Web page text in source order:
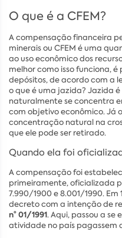
O que é a CFEM?
A compensação financeira
minerais ou CFEM é uma
ao uso econômico dos
melhor como isso funciona,
depósitos, de acordo com a
o que é uma jazida? Jazida
naturalmente se concentra
com objetivo econômico. Já
concentração natural na
que ele pode ser retirado.
Quando ela foi
A compensação foi
primeiramente, oficializada
7.990/1900 e 8.001/1990. Em
decreto com a intenção de
n° 01/1991. Aqui, passou a se
atividade no país pagassem